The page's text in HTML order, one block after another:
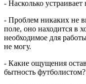
- Насколько
- Проблем никаких не
поле, оно находится в
необходимое для
не могу.
- Какие ощущения
бытность футболистом?